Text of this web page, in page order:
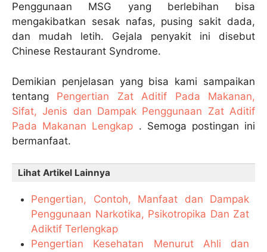
Penggunaan MSG yang berlebihan bisa
mengakibatkan sesak nafas, pusing sakit dada,
dan mudah letih. Gejala penyakit ini disebut
Chinese Restaurant Syndrome.
Demikian penjelasan yang bisa kami sampaikan
tentang Pengertian Zat Aditif Pada Makanan,
Sifat, Jenis dan Dampak Penggunaan Zat Aditif
Pada Makanan Lengkap . Semoga postingan ini
bermanfaat.
Lihat Artikel Lainnya
Pengertian, Contoh, Manfaat dan Dampak
Penggunaan Narkotika, Psikotropika Dan Zat
Adiktif Terlengkap
Pengertian Kesehatan Menurut Ahli dan